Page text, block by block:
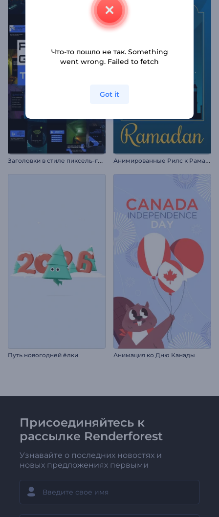
З
аголовки в стиле пиксель-глитч А
нимированные Рилс к Рамадану
Путь новогодней ёлки Анимация ко Дню Канады
Присоединяйтесь к
рассылке Renderforest
Узнавайте о последних новостях и
новых предложениях первыми
Что-то пошло не так. Something
went wrong. Failed to fetch
Got it